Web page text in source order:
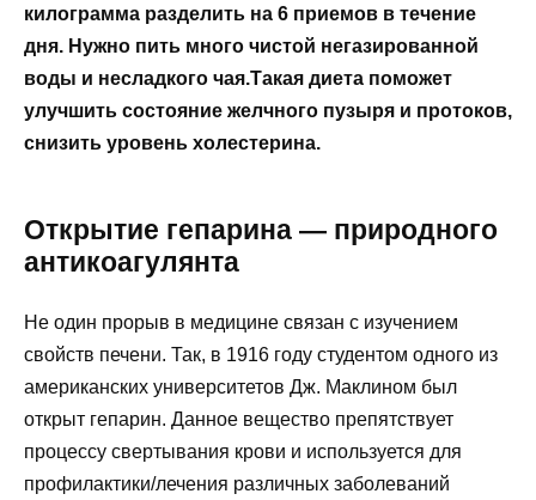
килограмма разделить на 6 приемов в течение
дня. Нужно пить много чистой негазированной
воды и несладкого чая.Такая диета поможет
улучшить состояние желчного пузыря и протоков,
снизить уровень холестерина.
Открытие гепарина — природного
антикоагулянта
Не один прорыв в медицине связан с изучением
свойств печени. Так, в 1916 году студентом одного из
американских университетов Дж. Маклином был
открыт гепарин. Данное вещество препятствует
процессу свертывания крови и используется для
профилактики/лечения различных заболеваний